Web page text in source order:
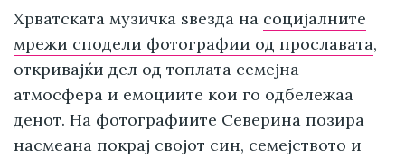
Хрватската музичка ѕвезда на социјалните
мрежи сподели фотографии од прославата,
откривајќи дел од топлата семејна
атмосфера и емоциите кои го одбележаа
денот. На фотографиите Северина позира
насмеана покрај својот син, семејството и